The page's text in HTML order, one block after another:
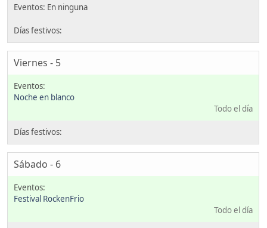
Viernes - 5
Noche en blanco
Todo el día
Sábado - 6
Festival RockenFrio
Todo el día